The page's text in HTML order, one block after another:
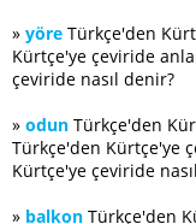
» yöre Türkçe'den
Kürtçe'ye çeviride
çeviride nasıl denir?
» odun Türkçe'den
Türkçe'den Kürtçe'ye
Kürtçe'ye çeviride
» balkon Türkçe'den